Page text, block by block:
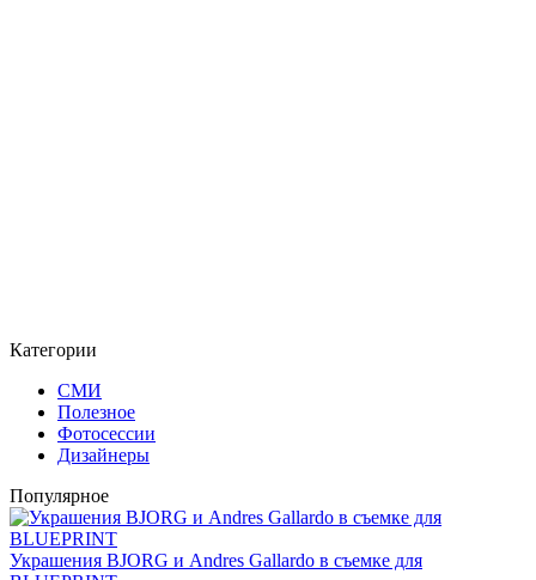
Категории
СМИ
Полезное
Фотосессии
Дизайнеры
Популярное
Украшения BJORG и Andres Gallardo в съемке для